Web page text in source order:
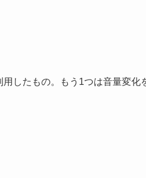
したもの。もう1つは音量変化